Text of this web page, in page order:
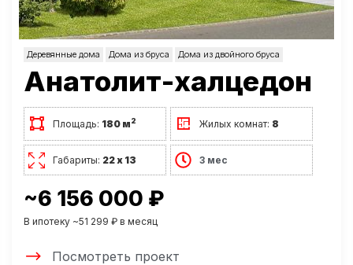
Деревянные дома Дома из бруса Дома из двойного бруса
Анатолит-халцедон
Площадь: 180 м2 Жилых комнат: 8
Габариты: 22 х 13 3 мес
~6 156 000 ₽
В ипотеку ~51 299 ₽ в месяц
Посмотреть проект